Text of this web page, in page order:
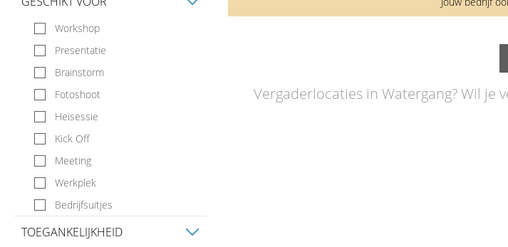
Workshop
Presentatie
Brainstorm
Fotoshoot
Heisessie
Kick Off
Meeting
Werkplek
Bedrijfsuitjes
TOEGANKELIJKHEID
Vergaderlocaties in Watergang? Wil je